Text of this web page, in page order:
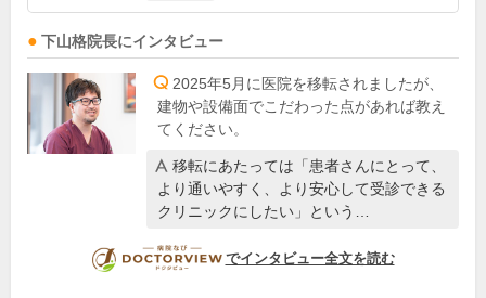
下山格院長にインタビュー
2025年5月に医院を移転されましたが、
建物や設備面でこだわった点があれば教え
てください。
移転にあたっては「患者さんにとって、
より通いやすく、より安心して受診できる
クリニックにしたい」という…
DOCTORVIEW
でインタビュー全文を読む